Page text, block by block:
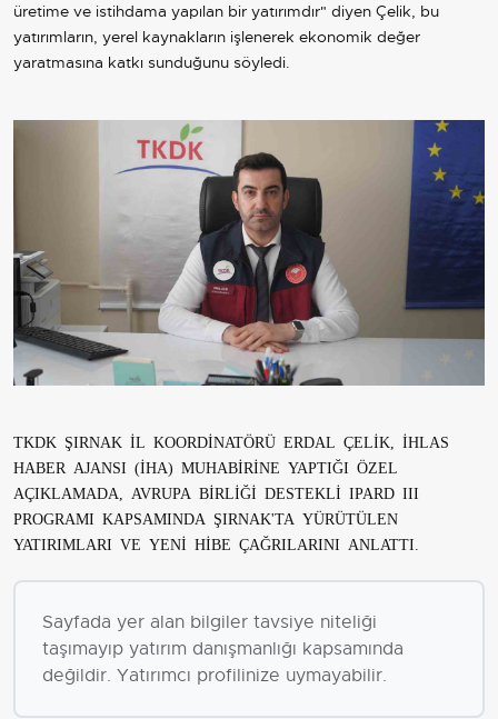
üretime ve istihdama yapılan bir yatırımdır" diyen Çelik, bu
yatırımların, yerel kaynakların işlenerek ekonomik değer
yaratmasına katkı sunduğunu söyledi.
TKDK ŞIRNAK İL KOORDİNATÖRÜ ERDAL ÇELİK, İHLAS
HABER AJANSI (İHA) MUHABİRİNE YAPTIĞI ÖZEL
AÇIKLAMADA, AVRUPA BİRLİĞİ DESTEKLİ IPARD III
PROGRAMI KAPSAMINDA ŞIRNAK'TA YÜRÜTÜLEN
YATIRIMLARI VE YENİ HİBE ÇAĞRILARINI ANLATTI.
Sayfada yer alan bilgiler tavsiye niteliği
taşımayıp yatırım danışmanlığı kapsamında
değildir. Yatırımcı profilinize uymayabilir.